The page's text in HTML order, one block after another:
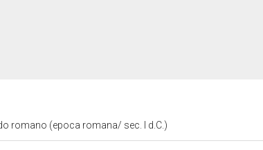
romano (epoca romana/ sec. I d.C.)